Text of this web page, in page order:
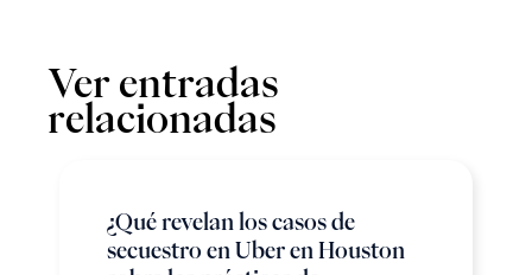
Ver entradas
relacionadas
¿Qué revelan los casos de
secuestro en Uber en Houston